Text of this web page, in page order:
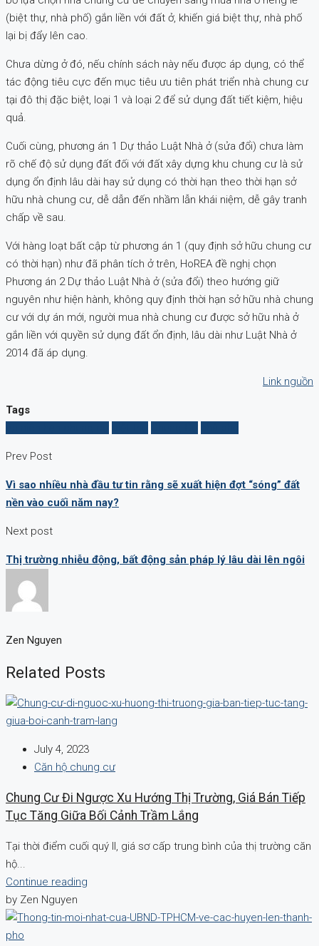
(biệt thự, nhà phố) gắn liền với đất ở, khiến giá biệt thự, nhà phố
lại bị đẩy lên cao.
Chưa dừng ở đó, nếu chính sách này nếu được áp dụng, có thể
tác động tiêu cực đến mục tiêu ưu tiên phát triển nhà chung cư
tại đô thị đặc biệt, loại 1 và loại 2 để sử dụng đất tiết kiệm, hiệu
quả.
Cuối cùng, phương án 1 Dự thảo Luật Nhà ở (sửa đổi) chưa làm
rõ chế độ sử dụng đất đối với đất xây dựng khu chung cư là sử
dụng ổn định lâu dài hay sử dụng có thời hạn theo thời hạn sở
hữu nhà chung cư, dễ dẫn đến nhầm lẫn khái niệm, dễ gây tranh
chấp về sau.
Với hàng loạt bất cập từ phương án 1 (quy định sở hữu chung cư
có thời hạn) như đã phân tích ở trên, HoREA đề nghị chọn
Phương án 2 Dự thảo Luật Nhà ở (sửa đổi) theo hướng giữ
nguyên như hiện hành, không quy định thời hạn sở hữu nhà chung
cư với dự án mới, người mua nhà chung cư được sở hữu nhà ở
gắn liền với quyền sử dụng đất ổn định, lâu dài như Luật Nhà ở
2014 đã áp dụng.
Link nguồn
Tags
Prev Post
Vì sao nhiều nhà đầu tư tin rằng sẽ xuất hiện đợt “sóng” đất
nền vào cuối năm nay?
Next post
Thị trường nhiễu động, bất động sản pháp lý lâu dài lên ngôi
Zen Nguyen
Related Posts
July 4, 2023
Căn hộ chung cư
Chung Cư Đi Ngược Xu Hướng Thị Trường, Giá Bán Tiếp
Tục Tăng Giữa Bối Cảnh Trầm Lắng
Tại thời điểm cuối quý II, giá sơ cấp trung bình của thị trường căn
hộ...
Continue reading
by Zen Nguyen